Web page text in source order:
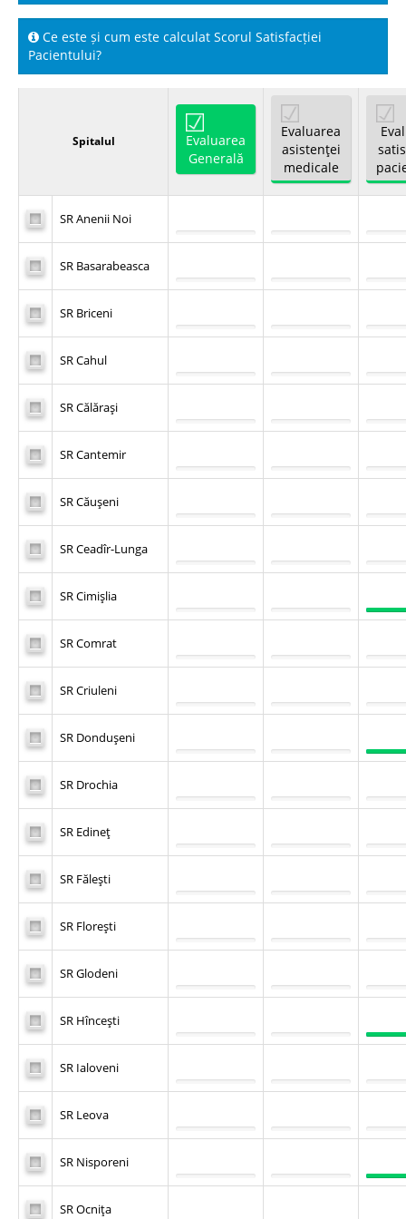
Spitale.MD
Școala E-Sănătate
SanoTeca
Ce este și cum este calculat Scorul Satisfacției
Pacientului?
Spitalul
Evaluarea
Generală
Evaluarea
asistenţei
medicale
SR Anenii Noi
SR Basarabeasca
SR Briceni
SR Cahul
SR Călăraşi
SR Cantemir
SR Căuşeni
SR Ceadîr-Lunga
SR Cimişlia
SR Comrat
SR Criuleni
SR Donduşeni
SR Drochia
SR Edineţ
SR Făleşti
SR Floreşti
SR Glodeni
SR Hînceşti
SR Ialoveni
SR Leova
SR Nisporeni
SR Ocniţa